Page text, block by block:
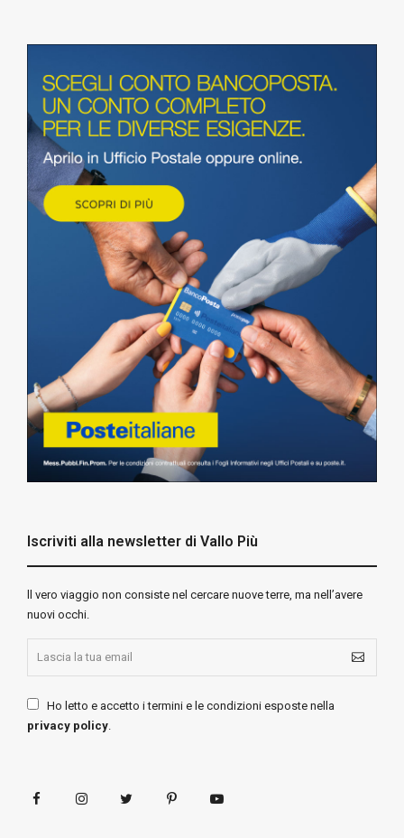
Iscriviti alla newsletter di Vallo Più
ll vero viaggio non consiste nel cercare nuove terre, ma nell’avere
nuovi occhi.
Ho letto e accetto i termini e le condizioni esposte nella
privacy policy